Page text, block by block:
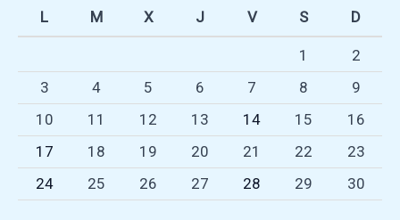
Fotográfico
Regional
Libro
Favorito»
L M X J V S D
1
2
3
4 5 6 7 8
9
10
11 12 13 14 15
16
17
18 19 20 21 22
23
24
25 26 27 28 29 30